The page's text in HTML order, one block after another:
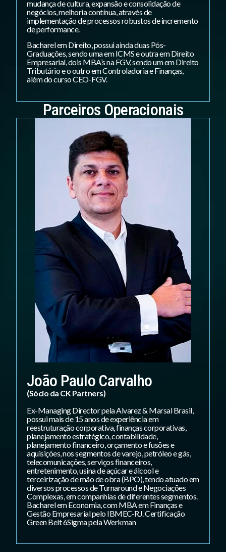
mudança de cultura, expansão e consolidação de
negócios, melhoria contínua, através de
implementação de processos robustos de incremento
de performance.
Bacharel em Direito, possui ainda duas Pós-
Graduações, sendo uma em ICMS e outra em Direito
Empresarial, dois MBA’s na FGV, sendo um em Direito
Tributário e o outro em Controladoria e Finanças,
além do curso CEO-FGV.
Parceiros Operacionais
João Paulo Carvalho
(Sócio da CK Partners)
Ex-Managing Director pela Alvarez & Marsal Brasil,
possui mais de 15 anos de experiência em
reestruturação corporativa, finanças corporativas,
planejamento estratégico, contabilidade,
planejamento financeiro, orçamento e fusões e
aquisições, nos segmentos de varejo, petróleo e gás,
telecomunicações, serviços financeiros,
entretenimento, usina de açúcar e álcool e
terceirização de mão de obra (BPO), tendo atuado em
diversos processos de Turnaround e Negociações
Complexas, em companhias de diferentes segmentos.
Bacharel em Economia, com MBA em Finanças e
Gestão Empresarial pelo IBMEC-RJ. Certificação
Green Belt 6Sigma pela Werkman